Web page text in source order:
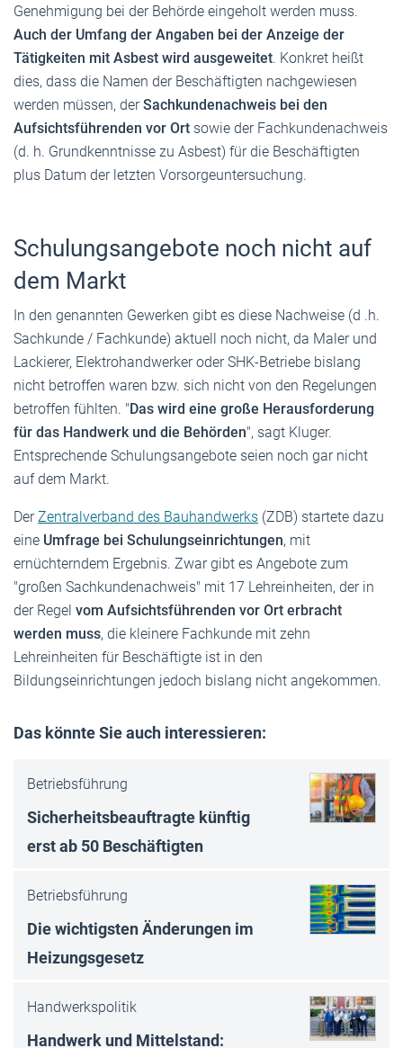
Genehmigung bei der Behörde eingeholt werden muss.
Auch der Umfang der Angaben bei der Anzeige der
Tätigkeiten mit Asbest wird ausgeweitet. Konkret heißt
dies, dass die Namen der Beschäftigten nachgewiesen
werden müssen, derSachkundenachweis bei den
Aufsichtsführenden vor Ort sowie der Fachkundenachweis
(d. h. Grundkenntnisse zu Asbest) für die Beschäftigten
plus Datum der letzten Vorsorgeuntersuchung.
Schulungsangebote noch nicht auf
dem Markt
In den genannten Gewerken gibt es diese Nachweise (d .h.
Sachkunde / Fachkunde) aktuell noch nicht, da Maler und
Lackierer, Elektrohandwerker oder SHK-Betriebe bislang
nicht betroffen waren bzw. sich nicht von den Regelungen
betroffen fühlten. "Das wird eine große Herausforderung
für das Handwerk und die Behörden", sagt Kluger.
Entsprechende Schulungsangebote seien noch gar nicht
auf dem Markt.
DerZentralverband des Bauhandwerks (ZDB) startete dazu
eine Umfrage bei Schulungseinrichtungen, mit
ernüchterndem Ergebnis. Zwar gibt es Angebote zum
"großen Sachkundenachweis" mit 17 Lehreinheiten, der in
der Regel vom Aufsichtsführenden vor Ort erbracht
werden muss, die kleinere Fachkunde mit zehn
Lehreinheiten für Beschäftigte ist in den
Bildungseinrichtungen jedoch bislang nicht angekommen.
Das könnte Sie auch interessieren:
Betriebsführung
Sicherheitsbeauftragte künftig
erst ab 50 Beschäftigten
Betriebsführung
Die wichtigsten Änderungen im
Heizungsgesetz
Handwerkspolitik
Handwerk und Mittelstand: